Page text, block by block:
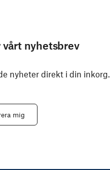
nyhetsbrev
nyheter direkt i din inkorg.
mig